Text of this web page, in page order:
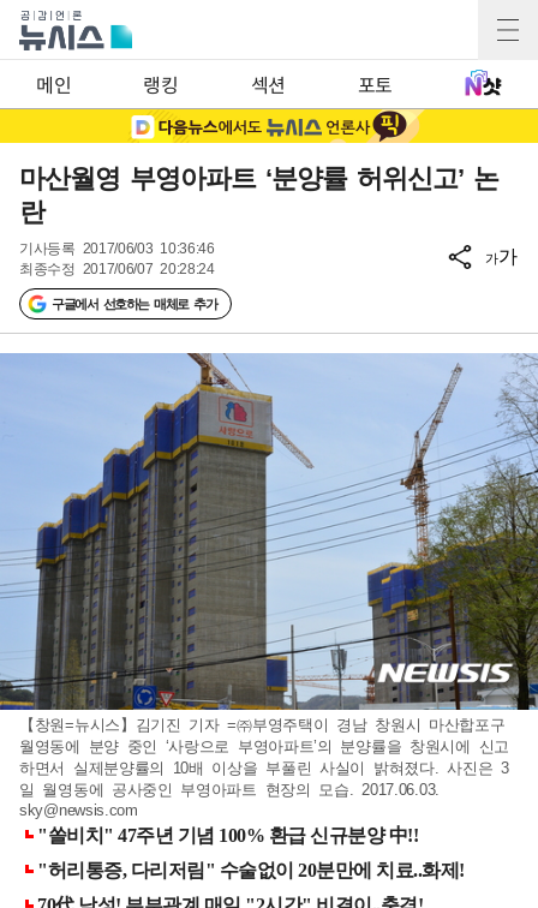
메인 랭킹 섹션 포토
마산월영 부영아파트 ‘분양률 허위신고’ 논
란
기사등록 2017/06/03 10:36:46
최종수정 2017/06/07 20:28:24
구글에서 선호하는 매체로 추가
가가
【창원=뉴시스】김기진 기자 =㈜부영주택이 경남 창원시 마산합포구
월영동에 분양 중인 ‘사랑으로 부영아파트’의 분양률을 창원시에 신고
하면서 실제분양률의 10배 이상을 부풀린 사실이 밝혀졌다. 사진은 3
일 월영동에 공사중인 부영아파트 현장의 모습. 2017.06.03.
sky@newsis.com